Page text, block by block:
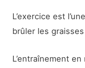
L’exercice est
brûler les
L’entraînement